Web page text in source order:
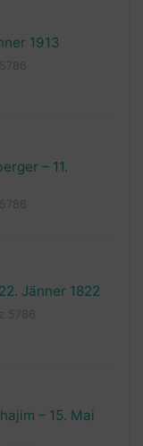
1913
– 11.
Jänner 1822
– 15. Mai